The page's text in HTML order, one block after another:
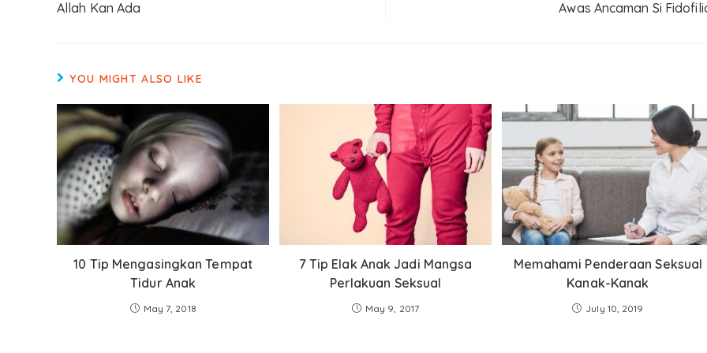
Allah Kan Ada Awas Ancaman Si
YOU MIGHT ALSO LIKE
10 Tip Mengasingkan Tempat
Tidur Anak
May 7, 2018
7 Tip Elak Anak Jadi Mangsa
Perlakuan Seksual
May 9, 2017
Memahami Penderaan Seksual
Kanak-Kanak
July 10, 2019